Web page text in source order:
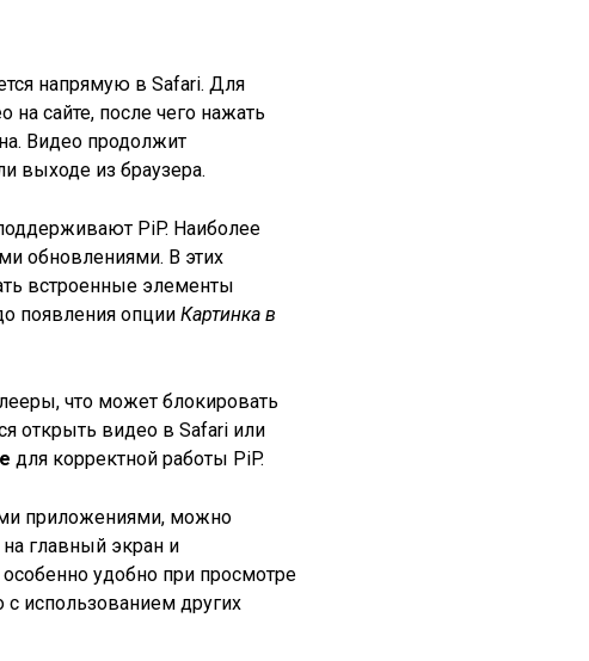
напрямую в Safari. Для
сайте, после чего нажать
Видео продолжит
выходе из браузера.
PiP. Наиболее
обновлениями. В этих
встроенные элементы
появления опции Картинка в
что может блокировать
открыть видео в Safari или
для корректной работы PiP.
приложениями, можно
главный экран и
удобно при просмотре
использованием других